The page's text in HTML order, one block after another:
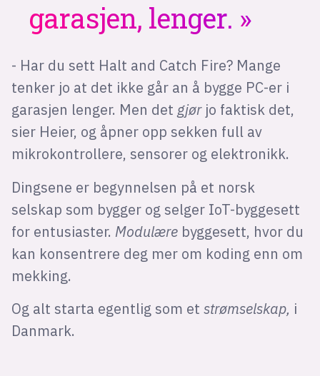
garasjen, lenger.
- Har du sett Halt and Catch Fire? Mange
tenker jo at det ikke går an å bygge PC-er i
garasjen lenger. Men det gjørjo faktisk det,
sier Heier, og åpner opp sekken full av
mikrokontrollere, sensorer og elektronikk.
Dingsene er begynnelsen på et norsk
selskap som bygger og selger IoT-byggesett
for entusiaster. Modulære byggesett, hvor du
kan konsentrere deg mer om koding enn om
mekking.
Og alt starta egentlig som et strømselskap, i
Danmark.